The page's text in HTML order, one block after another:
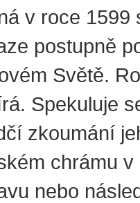
v roce 1599
postupně
Světě.
Spekuluje
zkoumání
chrámu v
nebo